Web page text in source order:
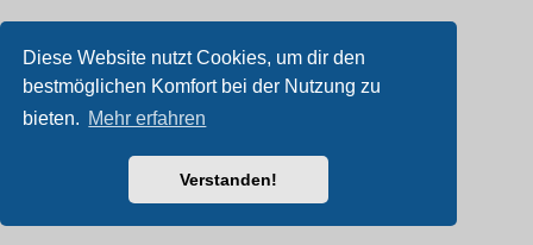
Diese Website nutzt Cookies, um dir den
bestmöglichen Komfort bei der Nutzung zu
bieten. Mehr erfahren
Verstanden!